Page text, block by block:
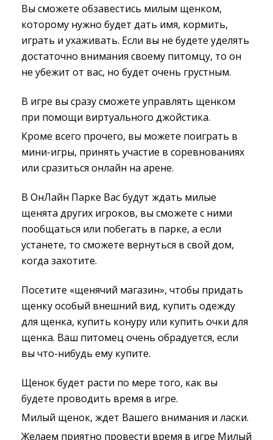
Вы сможете обзавестись милым щенком,
которому нужно будет дать имя, кормить,
играть и ухаживать. Если вы не будете уделять
достаточно внимания своему питомцу, то он
не убежит от вас, но будет очень грустным.
В игре вы сразу сможете управлять щенком
при помощи виртуального джойстика.
Кроме всего прочего, вы можете поиграть в
мини-игры, принять участие в соревнованиях
или сразиться онлайн на арене.
В ОнЛайн Парке Вас будут ждать милые
щенята других игроков, вы сможете с ними
пообщаться или побегать в парке, а если
устанете, то сможете вернуться в свой дом,
когда захотите.
Посетите «щенячий магазин», чтобы придать
щенку особый внешний вид, купить одежду
для щенка, купить конуру или купить очки для
щенка. Ваш питомец очень обрадуется, если
вы что-нибудь ему купите.
Щенок будет расти по мере того, как вы
будете проводить время в игре.
Милый щенок, ждет Вашего внимания и ласки.
Желаем приятно провести время в игре Милый